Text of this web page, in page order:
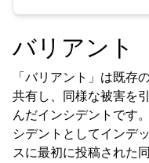
バリアント
「バリアント」は既存
共有し、同様な被害を
んだインシデントです
シデントとしてインデ
スに最初に投稿された